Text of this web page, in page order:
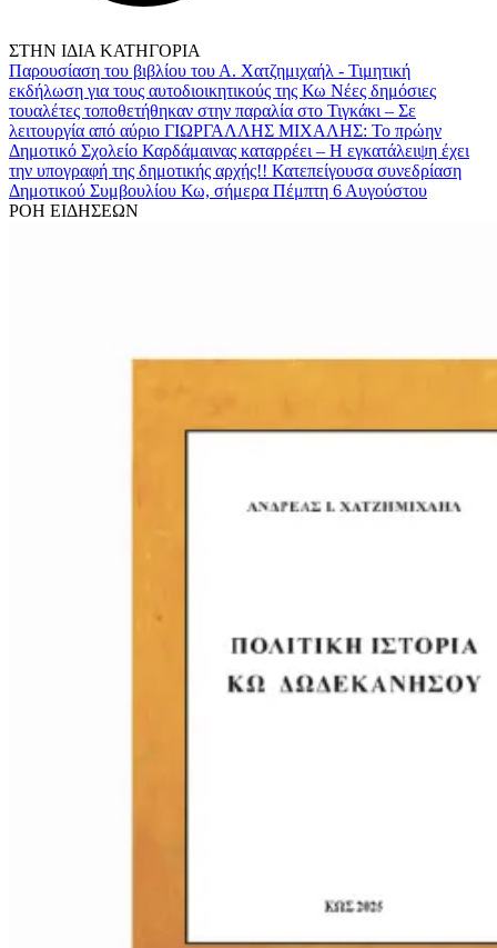
ΣΤΗΝ ΙΔΙΑ ΚΑΤΗΓΟΡΙΑ
Παρουσίαση του βιβλίου του Α. Χατζημιχαήλ - Τιμητική
εκδήλωση για τους αυτοδιοικητικούς της Κω Νέες δημόσιες
τουαλέτες τοποθετήθηκαν στην παραλία στο Τιγκάκι – Σε
λειτουργία από αύριο ΓΙΩΡΓΑΛΛΗΣ ΜΙΧΑΛΗΣ: Το πρώην
Δημοτικό Σχολείο Καρδάμαινας καταρρέει – Η εγκατάλειψη έχει
την υπογραφή της δημοτικής αρχής!! Κατεπείγουσα συνεδρίαση
Δημοτικού Συμβουλίου Κω, σήμερα Πέμπτη 6 Αυγούστου
ΡΟΗ ΕΙΔΗΣΕΩΝ